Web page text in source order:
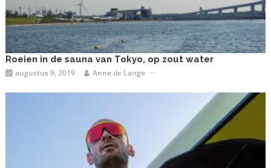
Roeien in de sauna van Tokyo, op zout water
augustus 9, 2019 Anne de Lange